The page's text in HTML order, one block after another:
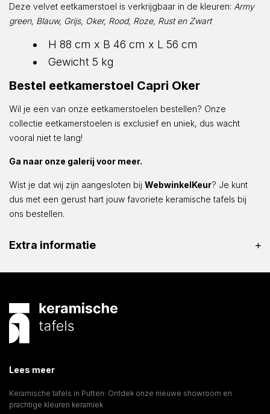
Deze velvet eetkamerstoel is verkrijgbaar in de kleuren: Army
green, Blauw, Grijs, Oker, Rood, Roze, Rust en Zwart
H 88 cm x B 46 cm x L 56 cm
Gewicht 5 kg
Bestel eetkamerstoel Capri Oker
Wil je een van onze eetkamerstoelen bestellen? Onze
collectie eetkamerstoelen is exclusief en uniek, dus wacht
vooral niet te lang!
Ga naar onze galerij voor meer.
Wist je dat wij zijn aangesloten bij WebwinkelKeur? Je kunt
dus met een gerust hart jouw favoriete keramische tafels bij
ons bestellen.
Extra informatie
Lees meer
Keramische tafels in Putten: Ontdek onze nieuwe showroom en
prachtige kleuren keramiek